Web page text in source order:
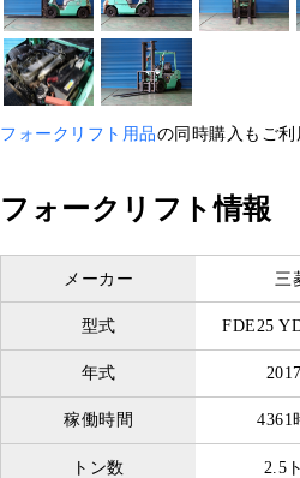
フォークリフト用品の同時購入もご利
フォークリフト情報
メーカー 三
型式 FDE25
年式
稼働時間 4361
トン数 2.5